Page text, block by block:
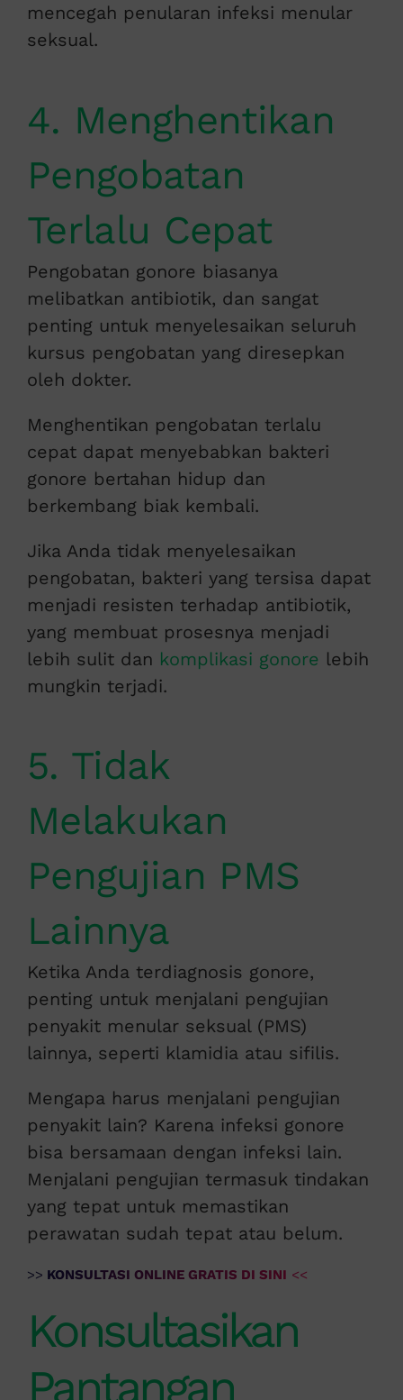
mencegah penularan infeksi menular
seksual.
4. Menghentikan
Pengobatan
Terlalu Cepat
Pengobatan gonore biasanya
melibatkan antibiotik, dan sangat
penting untuk menyelesaikan seluruh
kursus pengobatan yang diresepkan
oleh dokter.
Menghentikan pengobatan terlalu
cepat dapat menyebabkan bakteri
gonore bertahan hidup dan
berkembang biak kembali.
Jika Anda tidak menyelesaikan
pengobatan, bakteri yang tersisa dapat
menjadi resisten terhadap antibiotik,
yang membuat prosesnya menjadi
lebih sulit dan komplikasi gonore lebih
mungkin terjadi.
5. Tidak
Melakukan
Pengujian PMS
Lainnya
Ketika Anda terdiagnosis gonore,
penting untuk menjalani pengujian
penyakit menular seksual (PMS)
lainnya, seperti klamidia atau sifilis.
Mengapa harus menjalani pengujian
penyakit lain? Karena infeksi gonore
bisa bersamaan dengan infeksi lain.
Menjalani pengujian termasuk tindakan
yang tepat untuk memastikan
perawatan sudah tepat atau belum.
>> KONSULTASI ONLINE GRATIS DI SINI <<
Konsultasikan
Pantangan